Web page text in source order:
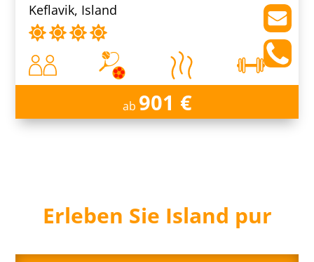
Keflavik, Island
ab 901 €
Erleben Sie Island pur